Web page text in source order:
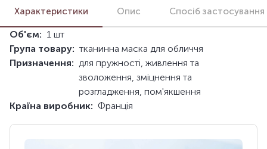
Характеристики Опис Спосіб застосування
Об'єм: 1 шт
Група товару: тканинна маска для обличчя
Призначення: для пружності, живлення та
зволоження, зміцнення та
розгладження, пом'якшення
Країна виробник: Франція